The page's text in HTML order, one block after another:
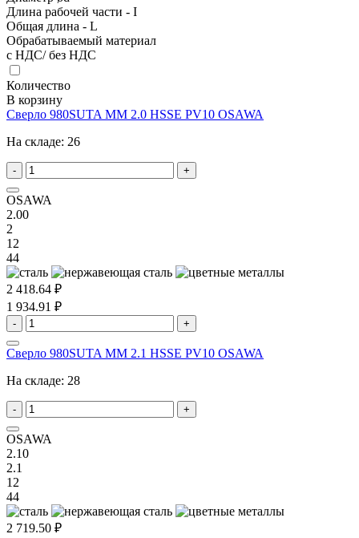
Длина рабочей части - I
Общая длина - L
Обрабатываемый материал
с НДС/ без НДС
Количество
В корзину
Сверло 980SUTA MM 2.0 HSSE PV10 OSAWA
На складе: 26
- +
OSAWA
2.00
2
12
44
2 418.64 ₽
1 934.91 ₽
- +
Сверло 980SUTA MM 2.1 HSSE PV10 OSAWA
На складе: 28
- +
OSAWA
2.10
2.1
12
44
2 719.50 ₽